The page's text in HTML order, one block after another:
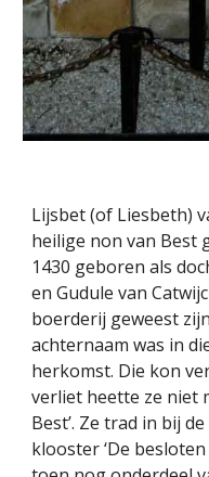
Lijsbet (of Liesbeth)
heilige non van Best
1430 geboren als
en Gudule van
boerderij geweest
achternaam was in
herkomst. Die kon
verliet heette ze niet
Best’. Ze trad in bij
klooster ‘De